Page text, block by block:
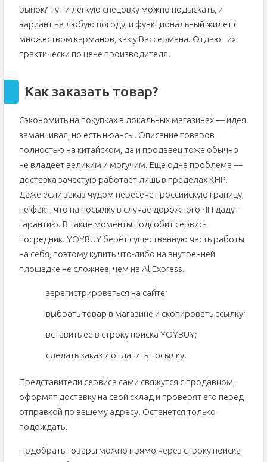
рынок? Тут и лёгкую спецовку можно подыскать, и
вариант на любую погоду, и функциональный жилет с
множеством карманов, как у Вассермана. Отдают их
практически по цене производителя.
Как заказать товар?
Сэкономить на покупках в локальных магазинах — идея
заманчивая, но есть нюансы. Описание товаров
полностью на китайском, да и продавец тоже обычно
не владеет великим и могучим. Ещё одна проблема —
доставка зачастую работает лишь в пределах КНР.
Даже если заказ чудом пересечёт российскую границу,
не факт, что на посылку в случае дорожного ЧП дадут
гарантию. В такие моменты подсобит сервис-
посредник. YOYBUY берёт существенную часть работы
на себя, поэтому купить что-либо на внутренней
площадке не сложнее, чем на AliExpress.
зарегистрироваться на сайте;
выбрать товар в магазине и скопировать ссылку;
вставить её в строку поиска YOYBUY;
сделать заказ и оплатить посылку.
Представители сервиса сами свяжутся с продавцом,
оформят доставку на свой склад и проверят его перед
отправкой по вашему адресу. Останется только
подождать.
Подобрать товары можно прямо через строку поиска